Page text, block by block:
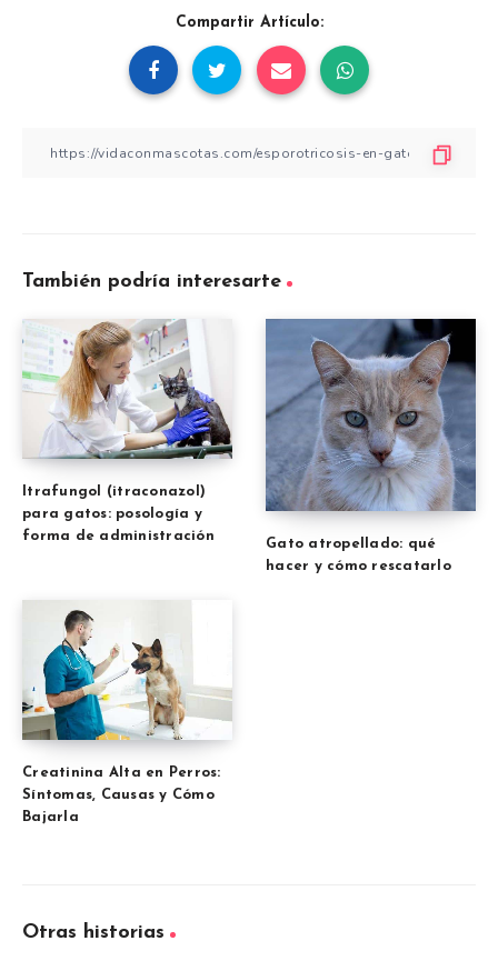
Compartir Artículo:
También podría interesarte
Itrafungol (itraconazol)
para gatos: posología y
forma de administración
Gato atropellado: qué
hacer y cómo rescatarlo
Creatinina Alta en Perros:
Síntomas, Causas y Cómo
Bajarla
Otras historias